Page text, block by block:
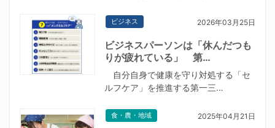
ビジネス 2026年03月25日
ビジネスパーソンは「休んだつも
りが疲れている」 第…
自分自身で健康を守り対処する「セ
ルフケア」を推進する第一三…
食・農・地域 2025年04月21日